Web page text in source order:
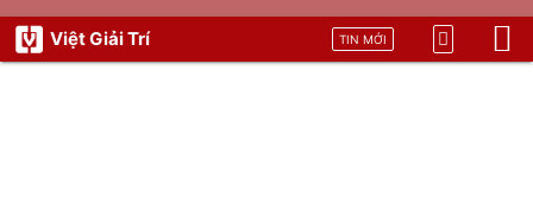
Việt Giải Trí TIN MỚI